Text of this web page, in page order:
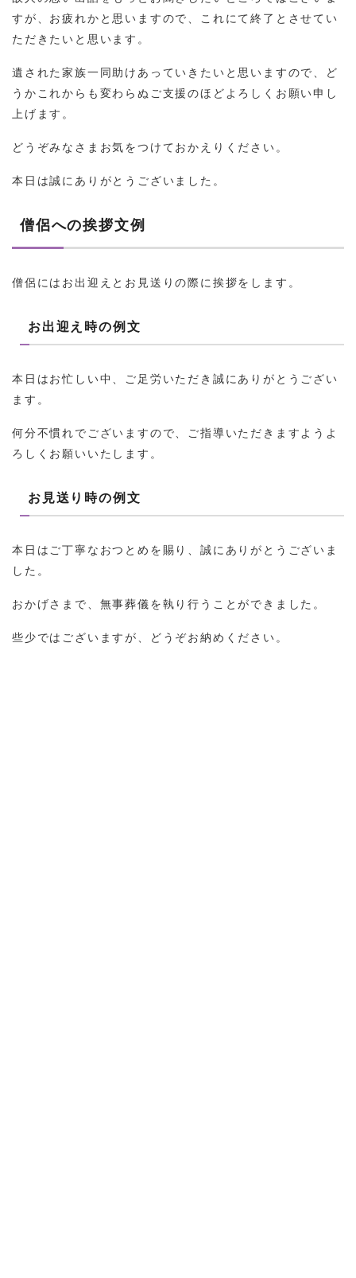
すが、お疲れかと思いますので、これにて終了とさせてい
ただきたいと思います。
遺された家族一同助けあっていきたいと思いますので、ど
うかこれからも変わらぬご支援のほどよろしくお願い申し
上げます。
どうぞみなさまお気をつけておかえりください。
本日は誠にありがとうございました。
僧侶への挨拶文例
僧侶にはお出迎えとお見送りの際に挨拶をします。
お出迎え時の例文
本日はお忙しい中、ご足労いただき誠にありがとうござい
ます。
何分不慣れでございますので、ご指導いただきますようよ
ろしくお願いいたします。
お見送り時の例文
本日はご丁寧なおつとめを賜り、誠にありがとうございま
した。
おかげさまで、無事葬儀を執り行うことができました。
些少ではございますが、どうぞお納めください。